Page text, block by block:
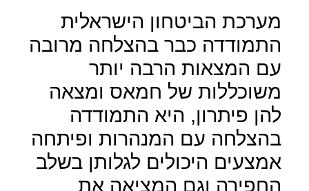
מערכת הביטחון הישראלית
התמודדה כבר בהצלחה מרובה
עם המצאות הרבה יותר
משוכללות של חמאס ומצאה
להן פיתרון, היא התמודדה
בהצלחה עם המנהרות ופיתחה
אמצעים היכולים לגלותן בשלב
החפירה וגם המציאה את